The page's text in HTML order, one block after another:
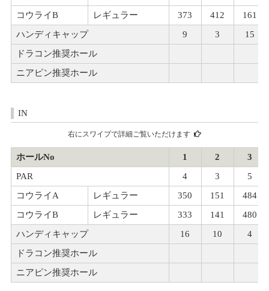
コウライB
レギュラー 373 412
161
ハンディキャップ
9 3
15
ドラコン推奨ホール
ニアピン推奨ホール
IN
右にスワイプで詳細ご覧いただけます
ホールNo 1 2
3
PAR
4 3
5
コウライA
レギュラー 350 151
484
コウライB
レギュラー 333 141
480
ハンディキャップ
16 10
4
ドラコン推奨ホール
ニアピン推奨ホール